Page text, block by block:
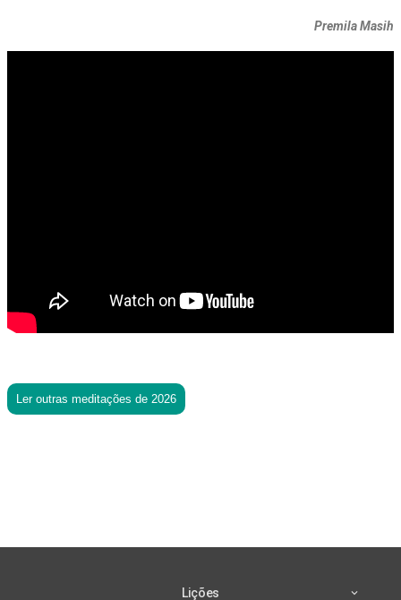
Premila Masih
Ler outras meditações de 2026
Lições